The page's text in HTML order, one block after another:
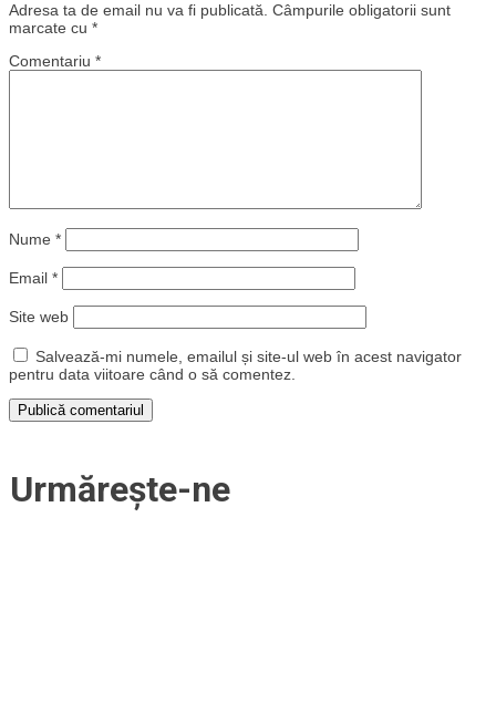
Adresa ta de email nu va fi publicată. Câmpurile obligatorii sunt
marcate cu *
Comentariu *
Nume *
Email *
Site web
Salvează-mi numele, emailul și site-ul web în acest navigator
pentru data viitoare când o să comentez.
Urmărește-ne